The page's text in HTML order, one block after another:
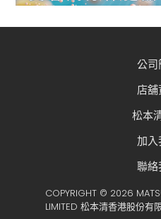
公司
店舖
松本
加入
聯絡
COPYRIGHT © 2026
LIMITED 松本清香港股份